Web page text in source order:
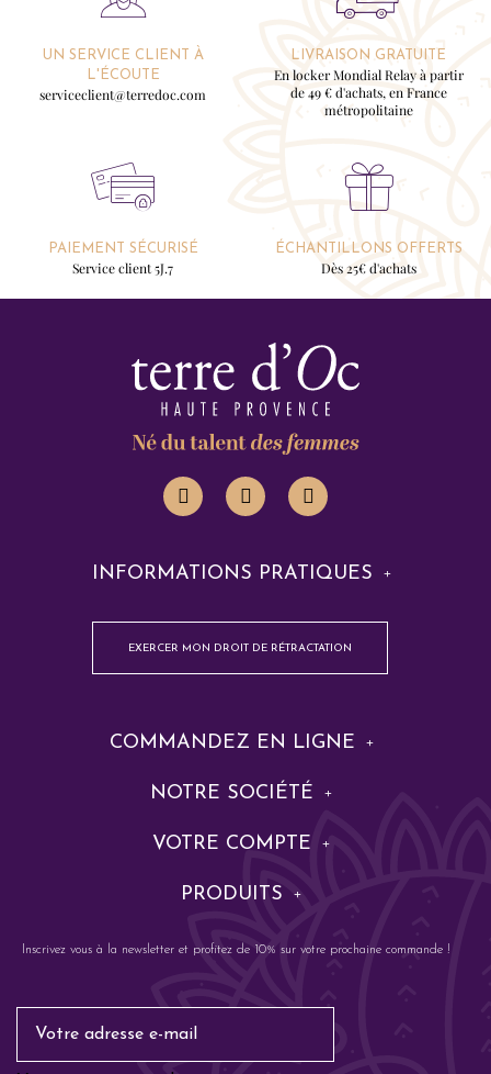
UN SERVICE CLIENT À
L'ÉCOUTE
serviceclient@terredoc.com
LIVRAISON GRATUITE
En locker Mondial Relay à partir
de 49 € d'achats, en France
métropolitaine
PAIEMENT SÉCURISÉ
Service client 5J.7
ÉCHANTILLONS OFFERTS
Dès 25€ d'achats
INFORMATIONS PRATIQUES
EXERCER MON DROIT DE RÉTRACTATION
COMMANDEZ EN LIGNE
NOTRE SOCIÉTÉ
VOTRE COMPTE
PRODUITS
Inscrivez vous à la newsletter et profitez de 10% sur votre prochaine commande !